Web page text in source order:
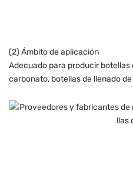
(2) Ámbito de aplicación
Adecuado para producir botellas
carbonato, botellas de llenado